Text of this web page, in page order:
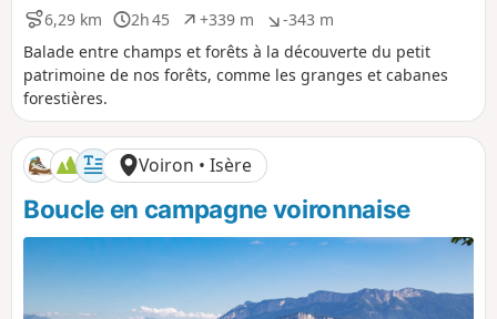
i
f
a
f
6,29 km
D
i
s
t
a
n
c
e
2h 45
D
u
r
é
+339 m
D
é
n
i
e
l
é
p
o
i
t
f
-343 m
D
é
n
i
e
é
é
a
t
f
Balade entre champs et forêts à la découverte du petit
patrimoine de nos forêts, comme les granges et cabanes
forestières.
Voiron • Isère
Boucle en campagne voironnaise